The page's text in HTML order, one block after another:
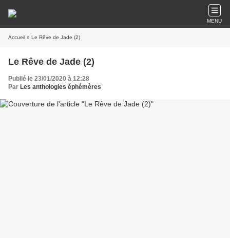
MENU
Accueil » Le Rêve de Jade (2)
Le Rêve de Jade (2)
Publié le 23/01/2020 à 12:28
Par Les anthologies éphémères